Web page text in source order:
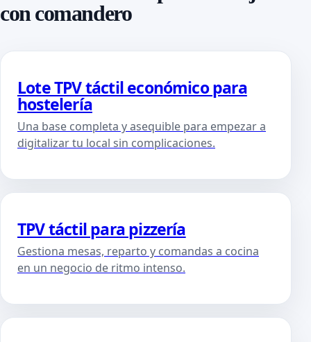
con comandero
Lote TPV táctil económico para
hostelería
Una base completa y asequible para empezar a
digitalizar tu local sin complicaciones.
TPV táctil para pizzería
Gestiona mesas, reparto y comandas a cocina
en un negocio de ritmo intenso.